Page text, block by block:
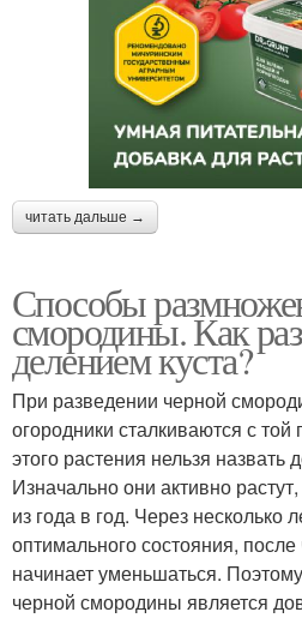
читать дальше →
Способы
смородины. Как
делением куста?
При разведении черной
огородники сталкиваются с той
этого растения нельзя назвать
Изначально они активно
из года в год. Через несколько
оптимального состояния, после
начинает уменьшаться.
черной смородины является